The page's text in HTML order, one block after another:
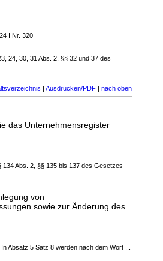
I Nr. 320
24, 30, 31 Abs. 2, §§ 32 und 37 des
| Ausdrucken/PDF | nach oben
das Unternehmensregister
134 Abs. 2, §§ 135 bis 137 des Gesetzes
von
sowie zur Änderung des
Absatz 5 Satz 8 werden nach dem Wort ...